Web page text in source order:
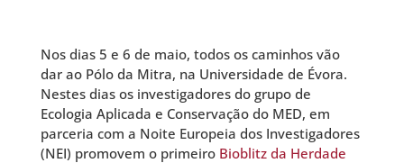
Nos dias 5 e 6 de maio, todos os caminhos vão
dar ao Pólo da Mitra, na Universidade de Évora.
Nestes dias os investigadores do grupo de
Ecologia Aplicada e Conservação do MED, em
parceria com a Noite Europeia dos Investigadores
(NEI) promovem o primeiro Bioblitz da Herdade